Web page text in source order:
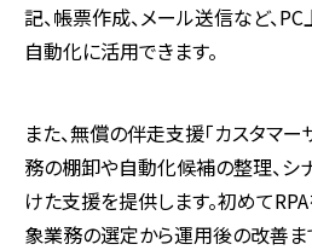
記、帳票作成、メール送信など、
自動化に活用できます。
また、無償の伴走支援「カスタマー
務の棚卸や自動化候補の整理、シ
けた支援を提供します。初めて
象業務の選定から運用後の改善